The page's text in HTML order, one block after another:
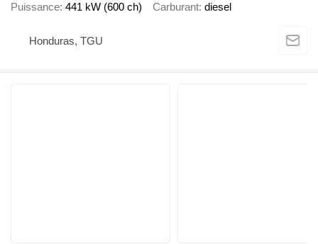
Puissance 441 kW (600 ch) Carburant diesel
Honduras, TGU